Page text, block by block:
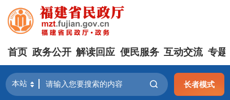
首页 政务公开 解读回应 便民服务 互动交流 专题
长者模式